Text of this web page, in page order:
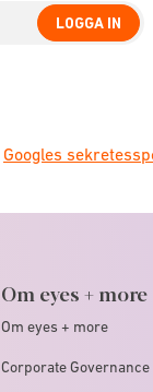
LOGGA IN
Googles
Om eyes + more
Om eyes + more
Corporate Governance